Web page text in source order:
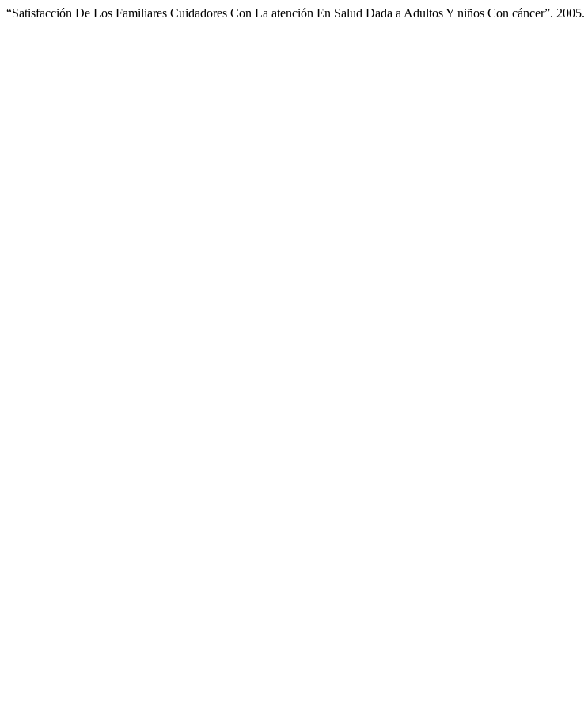
“Satisfacción De Los Familiares Cuidadores Con La atención En Salud Dada a Adultos Y niños Con cáncer”. 2005.